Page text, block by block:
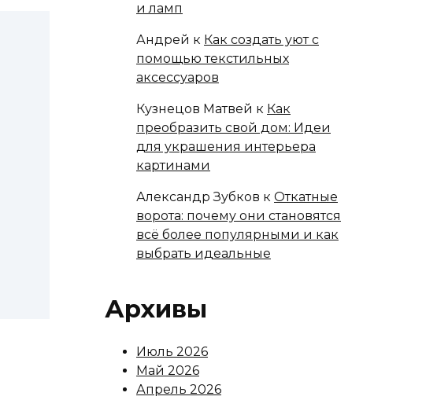
и ламп
Андрей к Как создать уют с
помощью текстильных
аксессуаров
Кузнецов Матвей к Как
преобразить свой дом: Идеи
для украшения интерьера
картинами
Александр Зубков к Откатные
ворота: почему они становятся
всё более популярными и как
выбрать идеальные
Архивы
Июль 2026
Май 2026
Апрель 2026